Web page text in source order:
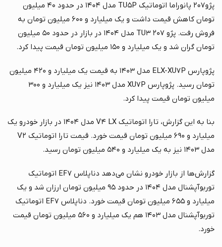
پژو۲۰۷ پانوراما اتوماتیک TU۵P مدل ۱۴۰۴ در حدود ۴۰ میلیون
تومان کاهش قیمت داشت و یک میلیارد و ۶۰۰ میلیون تومان به
فروش رفت. پژو ۲۰۷ TU۳ مدل ۱۴۰۴ در بازار در حدود ۵۰ میلیون
تومان گران شد و یک میلیارد و ۱۵۰ میلیون تومان قیمت پیدا کرد.
پژوپارس ELX-XU۷P مدل ۱۴۰۳ به قیمت یک میلیارد و ۴۲۰ میلیون
تومان رسید. پژوپارس XU۷P مدل ۱۴۰۳ نیز یک میلیارد و ۳۰۰
میلیون تومان قیمت پیدا کرد.
بنا به این گزارش، تارا اتوماتیک V۴ LX مدل ۱۴۰۴ در بازار خودرو یک
میلیارد و ۶۹۰ میلیون تومان قیمت خورد. قیمت تارا اتوماتیک V۲
مدل ۱۴۰۳ نیز به یک میلیارد و ۵۴۰ میلیون تومان رسید.
گزارش‌ها از بازار خودرو نشان می‌دهد دناپلاس EF۷ اتوماتیک
توربوآپشنال مدل ۱۴۰۴ در حدود ۹۵ میلیون تومان ارزان شد و یک
میلیارد و ۶۵۵ میلیون تومان قیمت خورد. دناپلاس EF۷ اتوماتیک
توربوآپشنال مدل ۱۴۰۳ هم یک میلیارد و ۵۶۰ میلیون تومان قیمت
خورد.